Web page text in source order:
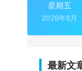
星期五
2026年8月
最新文